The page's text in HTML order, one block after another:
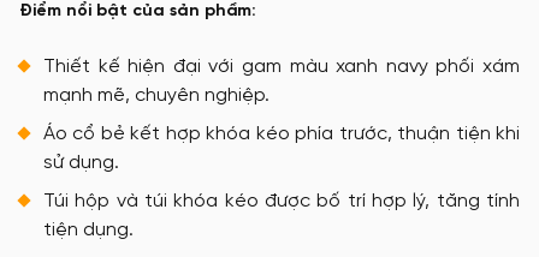
Điểm nổi bật của sản phẩm:
Thiết kế hiện đại với gam màu xanh navy phối xám
mạnh mẽ, chuyên nghiệp.
Áo cổ bẻ kết hợp khóa kéo phía trước, thuận tiện khi
sử dụng.
Túi hộp và túi khóa kéo được bố trí hợp lý, tăng tính
tiện dụng.